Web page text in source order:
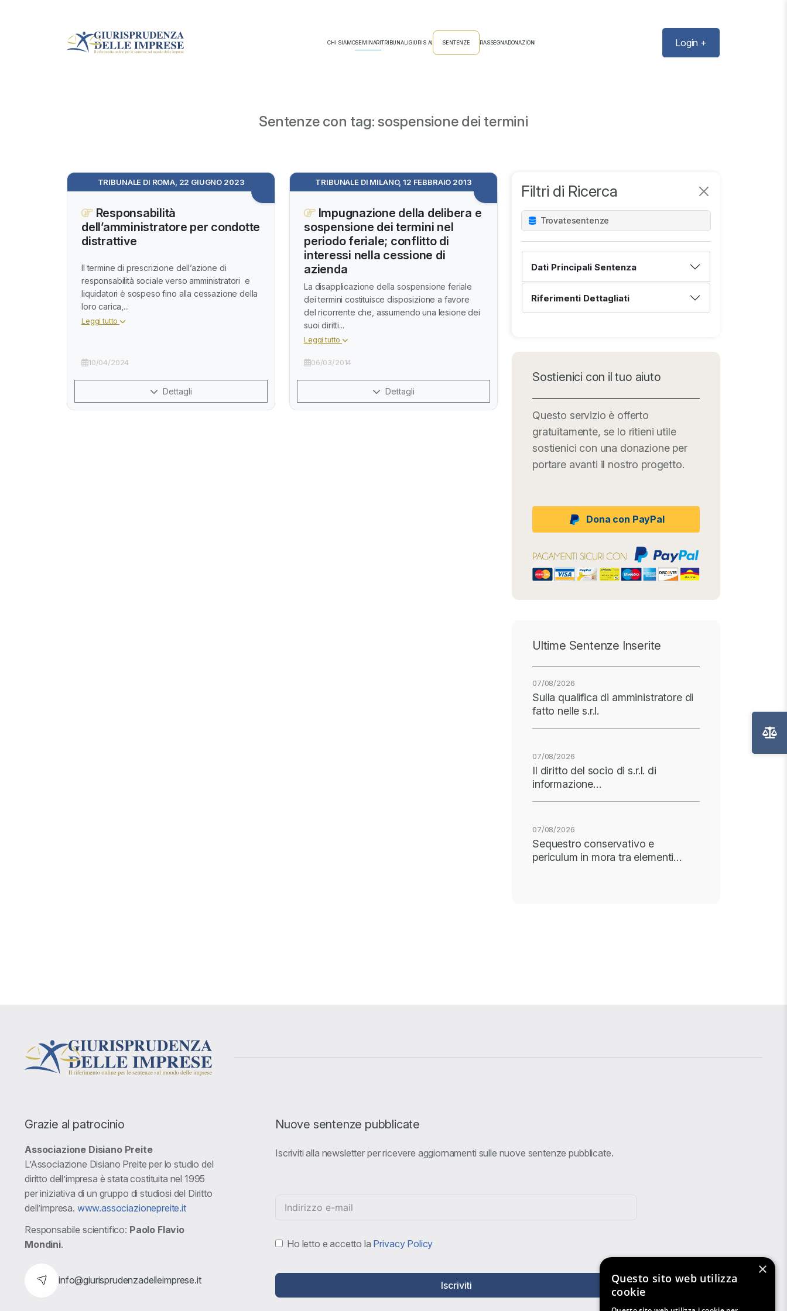
CHI SIAMOSEMINARITRIBUNALIGIURIS AI SENTENZE RASSEGNADONAZIONI Login +
Sentenze con tag: sospensione dei termini
Filtri di Ricerca
Trovatesentenze
Dati Principali Sentenza
Riferimenti Dettagliati
Sostienici con il tuo aiuto
Questo servizio è offerto
gratuitamente, se lo ritieni utile
sostienici con una donazione per
portare avanti il nostro progetto.
Dona con PayPal
Ultime Sentenze Inserite
07/08/2026
Sulla qualifica di amministratore di
fatto nelle s.r.l.
07/08/2026
Il diritto del socio di s.r.l. di
informazione…
07/08/2026
Sequestro conservativo e
periculum in mora tra elementi…
TRIBUNALE DI ROMA, 22 GIUGNO 2023
Responsabilità
dell’amministratore per condotte
distrattive
Il termine di prescrizione dell’azione di
responsabilità sociale verso amministratori e
liquidatori è sospeso fino alla cessazione della
loro carica,...
Leggi tutto
10/04/2024
Dettagli
TRIBUNALE DI MILANO, 12 FEBBRAIO 2013
Impugnazione della delibera e
sospensione dei termini nel
periodo feriale; conflitto di
interessi nella cessione di
azienda
La disapplicazione della sospensione feriale
dei termini costituisce disposizione a favore
del ricorrente che, assumendo una lesione dei
suoi diritti...
Leggi tutto
06/03/2014
Dettagli
Grazie al patrocinio
Associazione Disiano Preite
L’Associazione Disiano Preite per lo studio del
diritto dell’impresa è stata costituita nel 1995
per iniziativa di un gruppo di studiosi del Diritto
dell’impresa. www.associazionepreite.it
Responsabile scientifico: Paolo Flavio
Mondini.
info@giurisprudenzadelleimprese.it
Nuove sentenze pubblicate
Iscriviti alla newsletter per ricevere aggiornamenti sulle nuove sentenze pubblicate.
Ho letto e accetto la Privacy Policy
Iscriviti
×
Questo sito web utilizza
cookie